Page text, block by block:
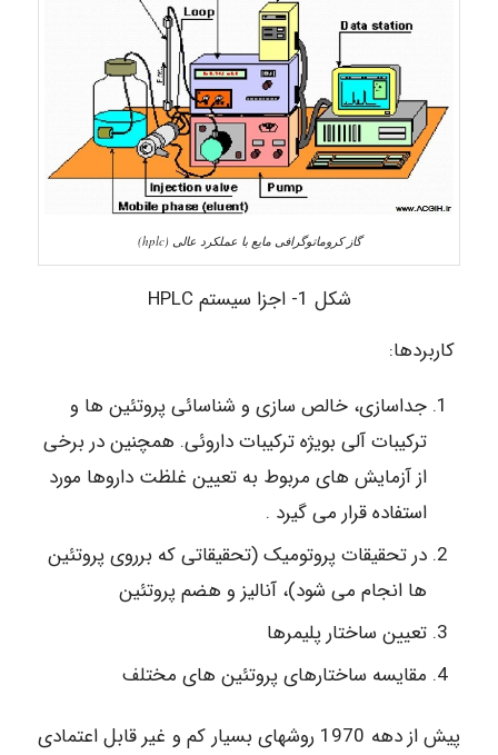
گاز کروماتوگرافی مایع با عملکرد عالی (hplc)
شکل 1- اجزا سیستم HPLC
کاربردها:
جداسازی، خالص سازی و شناسائی پروتئین ها و
ترکیبات آلی بویژه ترکیبات داروئی. همچنین در برخی
از آزمایش های مربوط به تعیین غلظت داروها مورد
استفاده قرار می گیرد .
در تحقیقات پروتومیک (تحقیقاتی که برروی پروتئین
ها انجام می شود)، آنالیز و هضم پروتئین
تعیین ساختار پلیمرها
مقایسه ساختارهای پروتئین های مختلف
پیش از دهه 1970 روشهای بسیار کم و غیر قابل اعتمادی